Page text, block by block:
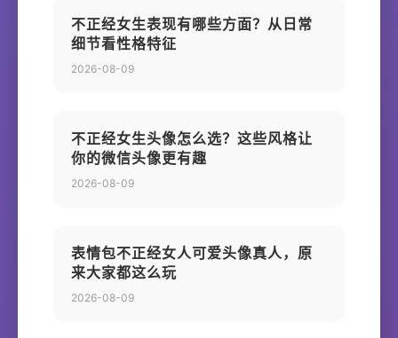
不正经女生表现有哪些方面？从日常
细节看性格特征
2026-08-09
不正经女生头像怎么选？这些风格让
你的微信头像更有趣
2026-08-09
表情包不正经女人可爱头像真人，原
来大家都这么玩
2026-08-09